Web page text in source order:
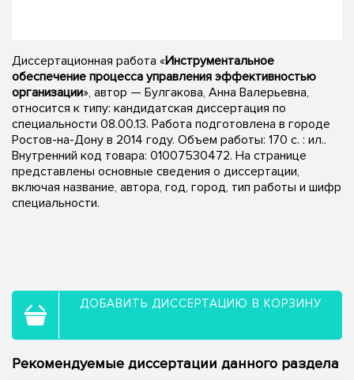
Диссертационная работа «Инструментальное
обеспечение процесса управления эффективностью
организации», автор — Булгакова, Анна Валерьевна,
относится к типу: кандидатская диссертация по
специальности 08.00.13. Работа подготовлена в городе
Ростов-на-Дону в 2014 году. Объем работы: 170 с. : ил..
Внутренний код товара: 01007530472. На странице
представлены основные сведения о диссертации,
включая название, автора, год, город, тип работы и шифр
специальности.
ДОБАВИТЬ ДИССЕРТАЦИЮ В КОРЗИНУ
Рекомендуемые диссертации данного раздела